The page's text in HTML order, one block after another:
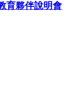
育夥伴說明會